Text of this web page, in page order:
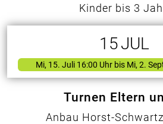
Kinder bis 3
15JUL
Mi, 15. Juli 16:00 Uhr bis Mi, 2.
Turnen Eltern
Anbau Horst-